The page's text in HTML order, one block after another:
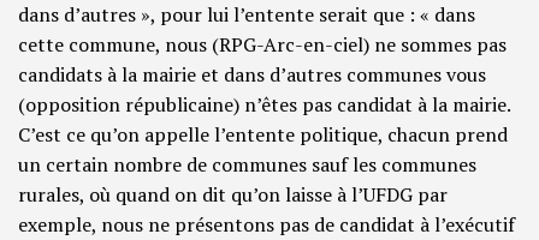
dans d’autres », pour lui l’entente serait que : « dans
cette commune, nous (RPG-Arc-en-ciel) ne sommes pas
candidats à la mairie et dans d’autres communes vous
(opposition républicaine) n’êtes pas candidat à la mairie.
C’est ce qu’on appelle l’entente politique, chacun prend
un certain nombre de communes sauf les communes
rurales, où quand on dit qu’on laisse à l’UFDG par
exemple, nous ne présentons pas de candidat à l’exécutif